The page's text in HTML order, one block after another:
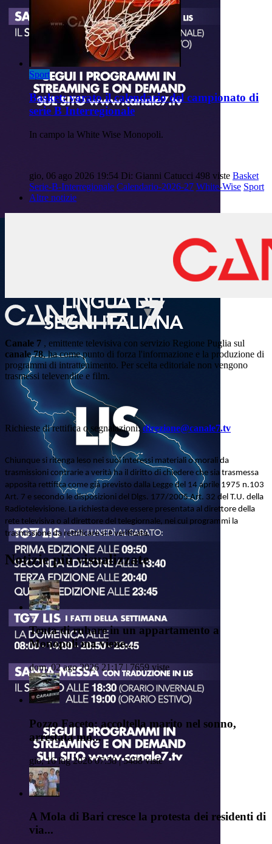
Sport
Basket: varato il calendario del campionato di
serie B Interregionale
In campo la White Wise Monopoli.
gio, 06 ago 2026 19:54 Di: Gianni Catucci 498 viste Basket
Serie-B-Interregionale Calendario-2026-27 White-Wise Sport
Altre notizie
Canale 7 , emittente televisiva con servizio Regione Puglia sul
canale 78, ha come punto di forza l'informazione e la produzione di
programmi di intrattenimento. Per scelta editoriale non vengono
trasmessi televendite e film.
Richieste di rettifica o segnalazioni: direzione@canale7.tv
Chiunque si ritenga leso nei suoi interessi materiali o morali da
trasmissioni contrarie a verità ha il diritto di chiedere che sia trasmessa
apposita rettifica come già previsto dalla Legge del 14 aprile 1975 n.103
Art. 7 e secondo le disposizioni del Dlgs. 177/2005 Art. 32 del T.U. della
Radiotelevisione. La richiesta deve essere presentata al direttore della
rete televisiva o al direttore del telegiornale, nei cui programmi la
trasmissione da rettificare si è verificata.
Notizie più visualizzate
Tenta di rubare in un appartamento a
Monopoli ma viene...
dom, 02 ago 2026 21:17 | 7659 viste
Pozzo Faceto: accoltella marito nel sonno,
arrestata mo...
gio, 16 lug 2026 07:58 | 5488 viste
A Mola di Bari cresce la protesta dei residenti di
via...